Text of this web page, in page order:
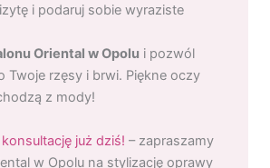
i podaruj sobie wyraziste
Oriental w Opolu i pozwól
Twoje rzęsy i brwi. Piękne oczy
z mody!
już dziś! – zapraszamy
w Opolu na stylizację oprawy